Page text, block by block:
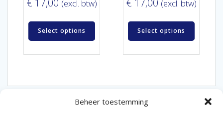
Beheer toestemming
(excl. btw)
Select options
(excl. btw)
Select options